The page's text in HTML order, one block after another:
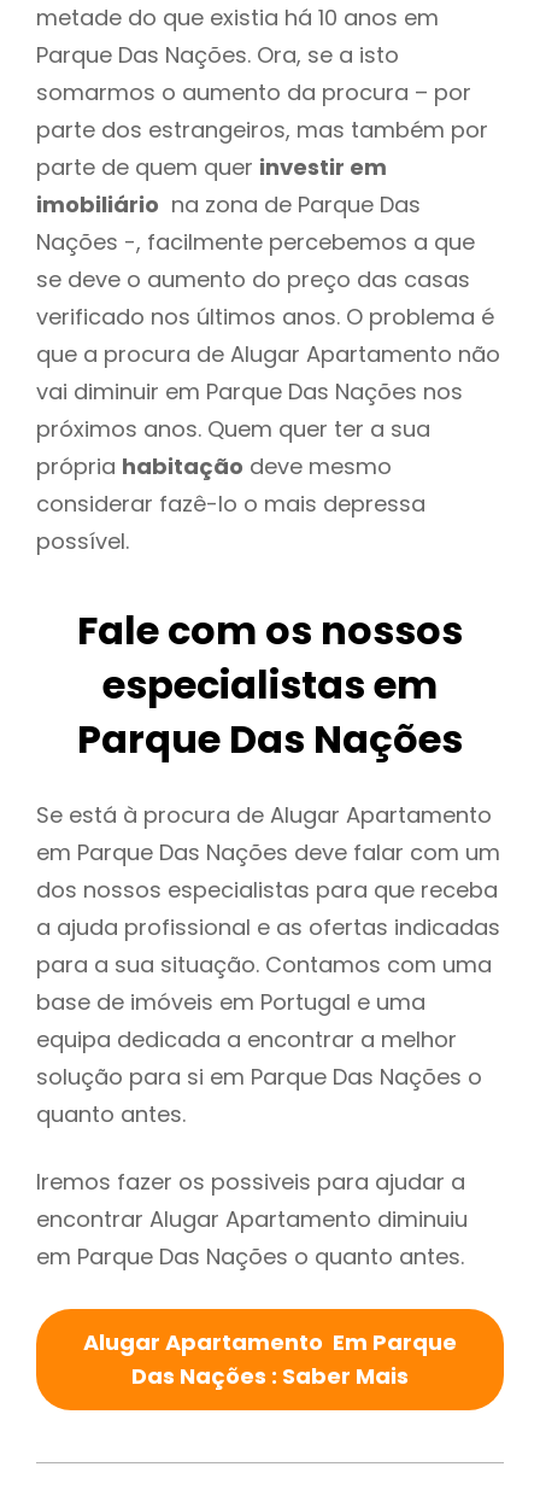
metade do que existia há 10 anos em
Parque Das Nações. Ora, se a isto
somarmos o aumento da procura – por
parte dos estrangeiros, mas também por
parte de quem quer investir em
imobiliário na zona de Parque Das
Nações -, facilmente percebemos a que
se deve o aumento do preço das casas
verificado nos últimos anos. O problema é
que a procura de Alugar Apartamento não
vai diminuir em Parque Das Nações nos
próximos anos. Quem quer ter a sua
própria habitação deve mesmo
considerar fazê-lo o mais depressa
possível.
Fale com os nossos
especialistas em
Parque Das Nações
Se está à procura de Alugar Apartamento
em Parque Das Nações deve falar com um
dos nossos especialistas para que receba
a ajuda profissional e as ofertas indicadas
para a sua situação. Contamos com uma
base de imóveis em Portugal e uma
equipa dedicada a encontrar a melhor
solução para si em Parque Das Nações o
quanto antes.
Iremos fazer os possiveis para ajudar a
encontrar Alugar Apartamento diminuiu
em Parque Das Nações o quanto antes.
Alugar Apartamento Em Parque
Das Nações : Saber Mais